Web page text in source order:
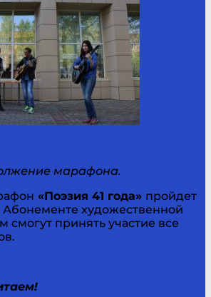
марафона.
«Поэзия 41 года» пройдет
Абонементе художественной
смогут принять участие все